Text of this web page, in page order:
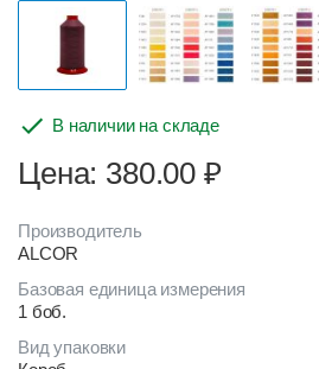
В наличии на складе
Цена: 380.00 ₽
Производитель
ALCOR
Базовая единица измерения
1 боб.
Вид упаковки